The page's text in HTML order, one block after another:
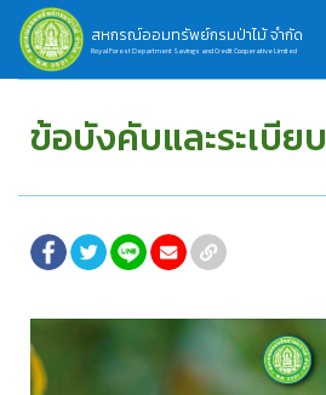
สหกรณ์ออมทรัพย์กรมป่าไม้ จำกัด
Royal Forest Department Savings and Credit Cooperative Limited
ข้อบังคับและระเบียบ